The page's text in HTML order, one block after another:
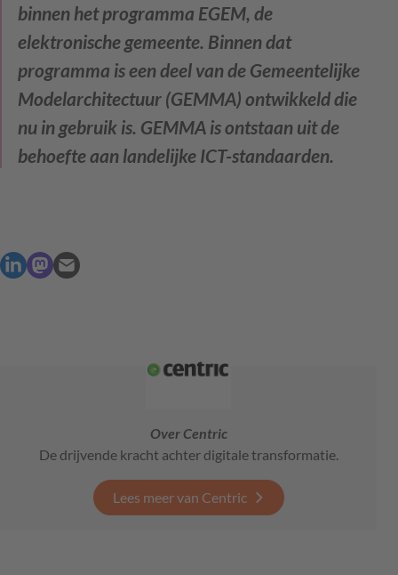
binnen het programma EGEM, de
elektronische gemeente. Binnen dat
programma is een deel van de Gemeentelijke
Modelarchitectuur (GEMMA) ontwikkeld die
nu in gebruik is. GEMMA is ontstaan uit de
behoefte aan landelijke ICT-standaarden.
Over Centric
De drijvende kracht achter digitale transformatie.
Lees meer van Centric